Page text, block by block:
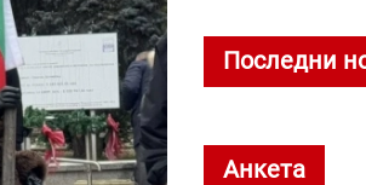
Последни
Анкета